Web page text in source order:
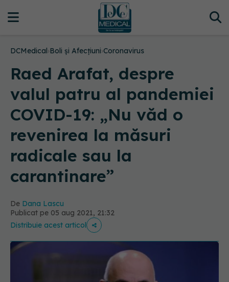
DCMedical›Boli și Afecțiuni›Coronavirus
Raed Arafat, despre
valul patru al pandemiei
COVID-19: „Nu văd o
revenirea la măsuri
radicale sau la
carantinare”
De Dana Lascu
Publicat pe 05 aug 2021, 21:32
Distribuie acest articol